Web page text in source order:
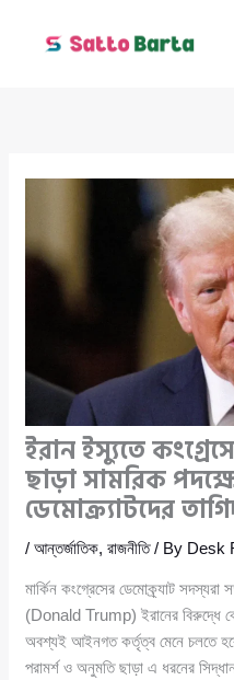
ইরান ইস্যুতে
ছাড়া সামরিক
ডেমোক্র্যাটদের
/আন্তর্জাতিক,রাজনীতি/ By Desk
মার্কিন কংগ্রেসের ডেমোক্র্যাট সদস্যরা
(Donald Trump) ইরানের বিরুদ্ধে
অবশ্যই আইনগত কর্তৃত্ব মেনে চলতে
পরামর্শ ও অনুমতি ছাড়া এ ধরনের